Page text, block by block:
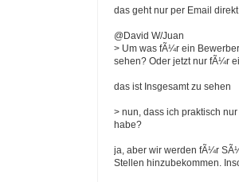
das geht nur per Email
@David W/Juan
> Um was fÃ¼r ein
sehen? Oder jetzt nur fÃ¼r
das ist Insgesamt zu sehen
> nun, dass ich praktisch
habe?
ja, aber wir werden fÃ¼r
Stellen hinzubekommen.